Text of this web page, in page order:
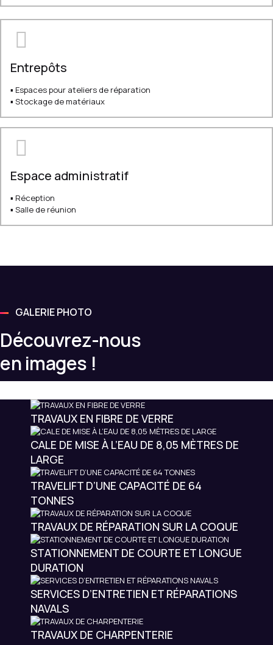
Entrepôts
▪ Espaces pour ateliers de réparation
▪ Stockage de matériaux
Espace administratif
▪ Réception
▪ Salle de réunion
GALERIE PHOTO
Découvrez-nous
en images !
TRAVAUX EN FIBRE DE VERRE
CALE DE MISE À L’EAU DE 8,05 MÈTRES DE
LARGE
TRAVELIFT D’UNE CAPACITÉ DE 64
TONNES
TRAVAUX DE RÉPARATION SUR LA COQUE
STATIONNEMENT DE COURTE ET LONGUE
DURATION
SERVICES D’ENTRETIEN ET RÉPARATIONS
NAVALS
TRAVAUX DE CHARPENTERIE